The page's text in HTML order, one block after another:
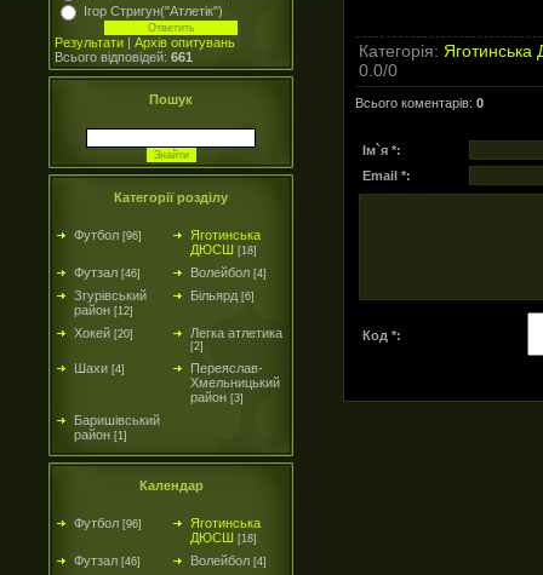
Ігор Стригун("Атлетік")
Результати | Архів опитувань
Всього відповідей: 661
Пошук
Категорії розділу
Футбол [96]
Яготинська
ДЮСШ [18]
Футзал [46] Волейбол [4]
Згурівський
район [12]
Більярд [6]
Хокей [20] Легка атлетика
[2]
Шахи [4]
Переяслав-
Хмельницький
район [3]
Баришівський
район [1]
Календар
Футбол [96]
Яготинська
ДЮСШ [18]
Футзал [46] Волейбол [4]
Категорія:
0.0/0
Всього коментарів: 0
Ім`я *:
Email *:
Код *: